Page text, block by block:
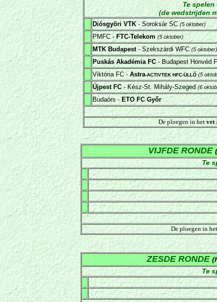
Te spelen
(de wedstrijden
Diósgyõri VTK-Soroksár SC (5 oktober)
PMFC -FTC-Telekom (5 oktober)
MTK Budapest- Szekszárdi WFC(5 oktober)
Puskás Akadémia FC- Budapest Honvéd
Viktória FC -Astra-ACTIVTEK HFC-ÜLLŐ (5
Újpest FC- Kész-St. Mihály-Szeged(6
Budaörs -ETO FC Győr
De ploegen in hetvet
VIJFDE RONDE
Te
De ploegen in
ZESDE RONDE
Te